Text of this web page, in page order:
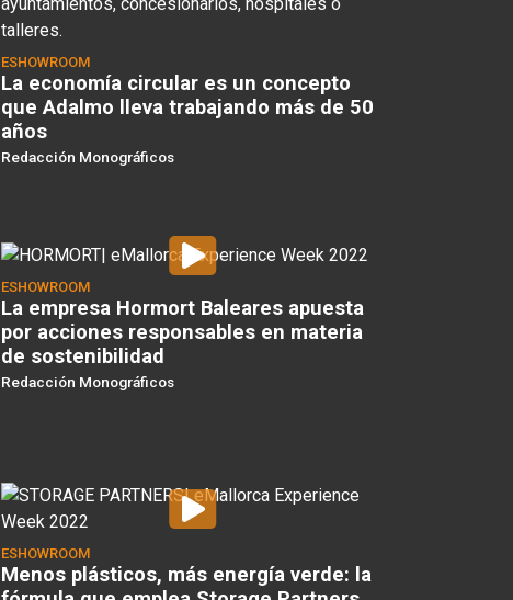
ESHOWROOM
La economía circular es un concepto
que Adalmo lleva trabajando más de 50
años
Redacción Monográficos
ESHOWROOM
La empresa Hormort Baleares apuesta
por acciones responsables en materia
de sostenibilidad
Redacción Monográficos
ESHOWROOM
Menos plásticos, más energía verde: la